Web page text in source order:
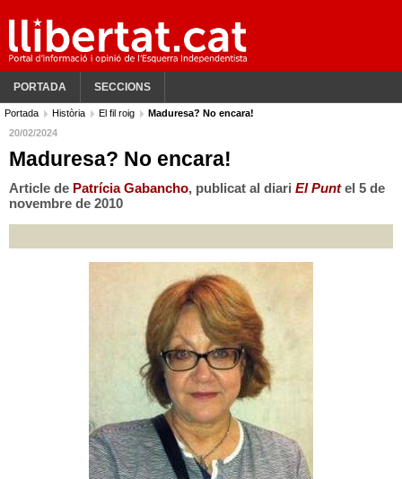
PORTADA SECCIONS
Portada Història El fil roig
Maduresa? No encara!
20/02/2024
Maduresa? No encara!
Article de Patrícia Gabancho, publicat al diari El Puntel 5 de
novembre de 2010